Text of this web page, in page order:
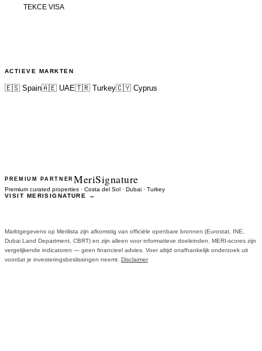
TEKCE VISA
ACTIEVE MARKTEN
🇪🇸 Spain🇦🇪 UAE🇹🇷 Turkey🇨🇾 Cyprus
PREMIUM PARTNER MeriSignature
Premium curated properties · Costa del Sol · Dubai · Turkey
VISIT MERISIGNATURE →
Marktgegevens op Merilista zijn afkomstig van officiële openbare bronnen (Eurostat, INE,
Dubai Land Department, CBRT) en zijn alleen voor informatieve doeleinden. MERI-scores zijn
vergelijkende indicatoren — geen financieel advies. Voer altijd onafhankelijk onderzoek uit
voordat je investeringsbeslissingen neemt. Disclaimer